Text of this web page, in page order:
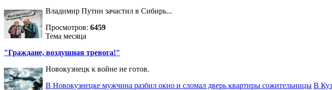
Владимир Путин зачастил в Сибирь...
Просмотров: 6459
Тема месяца
"Граждане, воздушная тревога!"
Новокузнецк к войне не готов.
В Новокузнецке мужчина разбил окно и сломал дверь квартиры сожительницы В